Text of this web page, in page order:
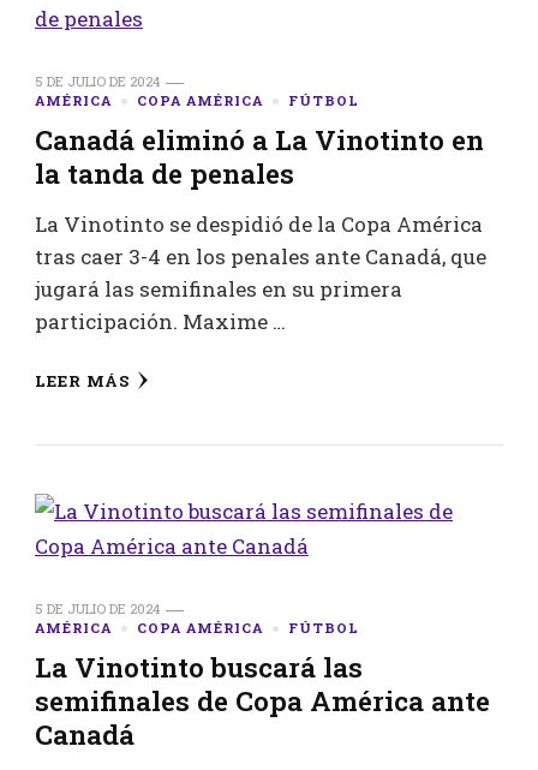
5 DE JULIO DE 2024
AMÉRICA
COPA AMÉRICA FÚTBOL
Canadá eliminó a La Vinotinto en
la tanda de penales
La Vinotinto se despidió de la Copa América
tras caer 3-4 en los penales ante Canadá, que
jugará las semifinales en su primera
participación. Maxime …
LEER MÁS
5 DE JULIO DE 2024
AMÉRICA
COPA AMÉRICA FÚTBOL
La Vinotinto buscará las
semifinales de Copa América ante
Canadá